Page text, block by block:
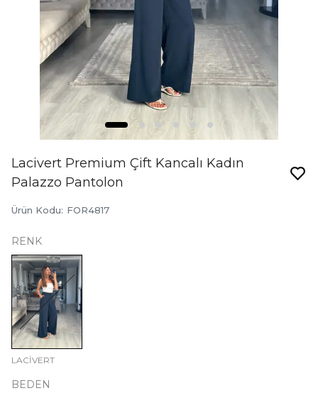
Lacivert Premium Çift Kancalı Kadın
Palazzo Pantolon
Ürün Kodu: FOR4817
RENK
LACİVERT
BEDEN